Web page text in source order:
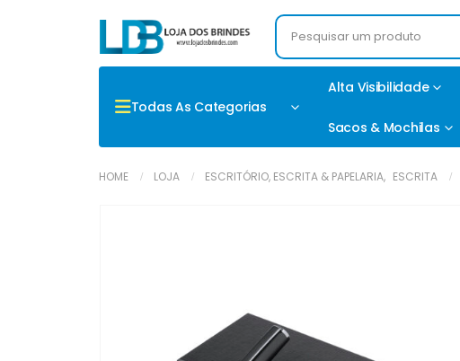
Todas As Categorias
Alta Visibilidade
Sacos & Mochilas
HOME LOJA ESCRITÓRIO, ESCRITA & PAPELARIA, ESCRITA